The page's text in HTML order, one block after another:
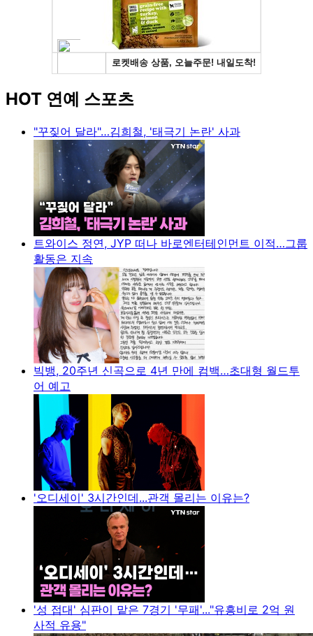
HOT 연예 스포츠
"꾸짖어 달라"…김희철, '태극기 논란' 사과
트와이스 정연, JYP 떠나 바로엔터테인먼트 이적…그룹
활동은 지속
빅뱅, 20주년 신곡으로 4년 만에 컴백…초대형 월드투
어 예고
'오디세이' 3시간인데...관객 몰리는 이유는?
'성 접대' 심판이 맡은 7경기 '무패'..."유흥비로 2억 원
사적 유용"